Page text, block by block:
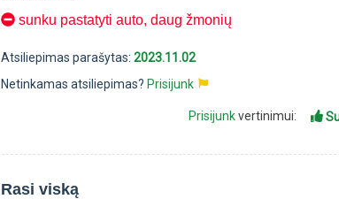
sunku pastatyti auto, daug žmonių
Atsiliepimas parašytas:2023.11.02
Netinkamas atsiliepimas?Prisijunk
Prisijunkvertinimui:
Rasi viską